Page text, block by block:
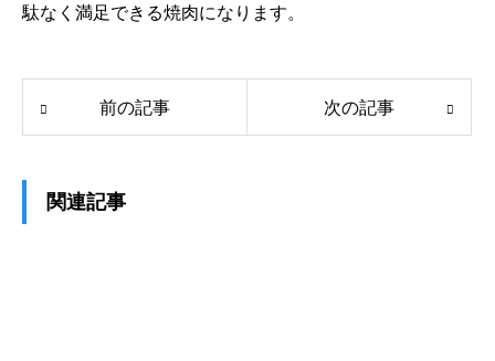
駄なく満足できる焼肉になります。
前の記事 次の記事
関連記事